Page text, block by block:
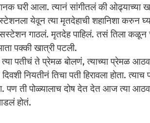
आला. त्यानं सांगीतलं की ओढ्याच्या
येवून त्या मृतदेहाची शहानिशा करुन
गाठलं. मृतदेह पाहिलं. तसं तिला
पक्की खात्री पटली.
ते प्रेमळ बोलणं, त्याच्या प्रेमळ
नियतीनं तिचा पती हिरावला होता. त्याच
पण ती पोळ्यालाच दोष देत देत आज त्या
होतं.